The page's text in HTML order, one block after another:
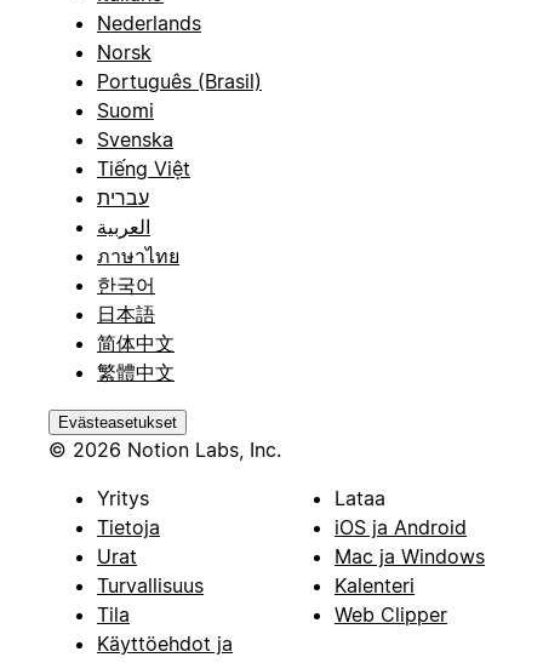
Nederlands
Norsk
Português (Brasil)
Suomi
Svenska
Tiếng Việt
עברית
العربية
ภาษาไทย
한국어
日本語
简体中文
繁體中文
Evästeasetukset
© 2026 Notion Labs, Inc.
Yritys
Tietoja
Urat
Turvallisuus
Tila
Käyttöehdot ja
Lataa
iOS ja Android
Mac ja Windows
Kalenteri
Web Clipper